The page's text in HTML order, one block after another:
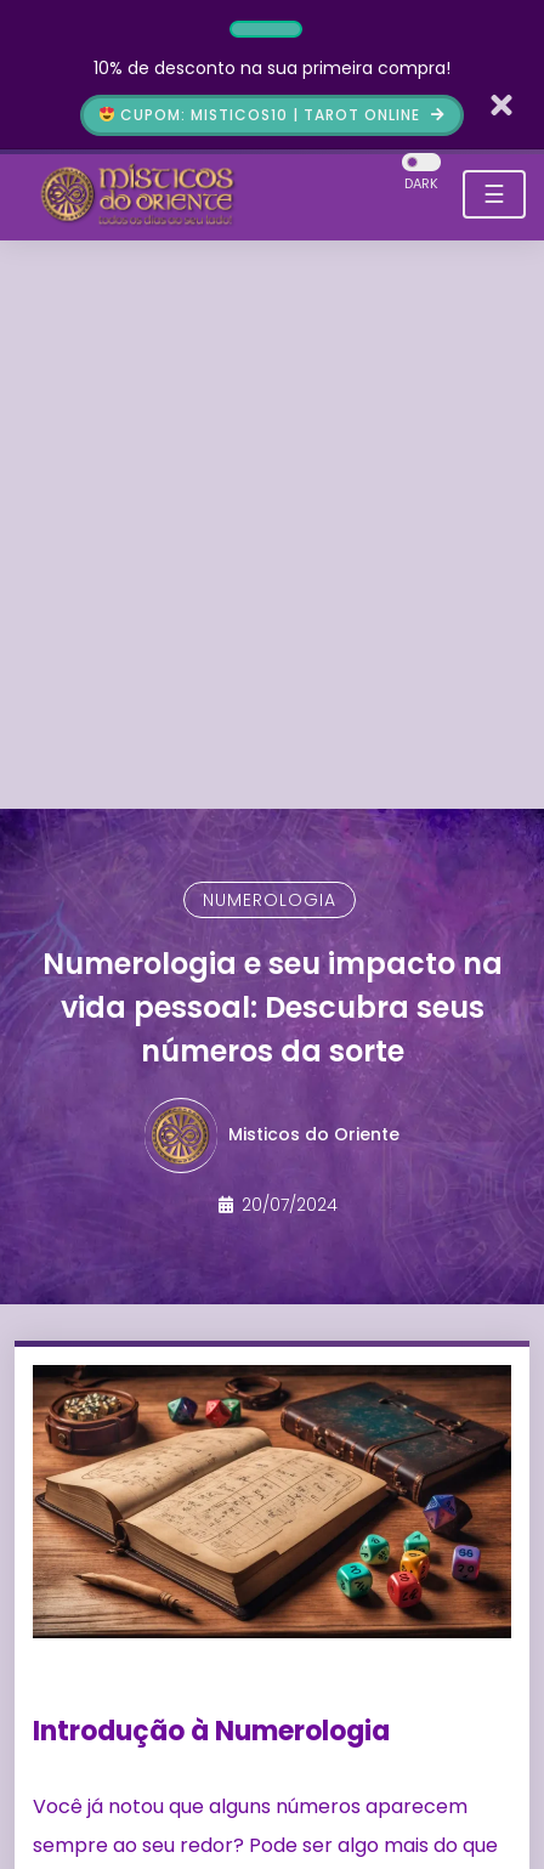
10% de desconto na sua primeira compra!
CUPOM: MISTICOS10 | TAROT ONLINE
☰
DARK
NUMEROLOGIA
Numerologia e seu impacto na
vida pessoal: Descubra seus
números da sorte
Misticos do Oriente
20/07/2024
Introdução à Numerologia
Você já notou que alguns números aparecem
sempre ao seu redor? Pode ser algo mais do que